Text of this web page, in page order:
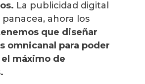
La publicidad digital
panacea, ahora los
que diseñar
omnicanal para poder
máximo de